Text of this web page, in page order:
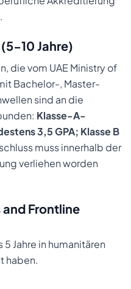
10 Jahre)
die vom UAE Ministry of
Bachelor-, Master-
sind an die
Klasse-A-
3,5 GPA; Klasse B
muss innerhalb der
verliehen worden
Frontline
Jahre in humanitären
haben.